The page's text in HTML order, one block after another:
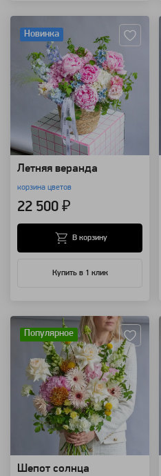
Новинка
Летняя веранда
корзина цветов
22 500 ₽
Купить в 1 клик
В корзину
Популярное
Шепот солнца